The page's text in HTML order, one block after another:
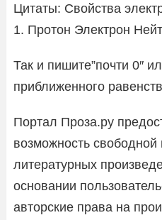
Цитаты: Свойства
1. Протон Электрон
Так и пишите”почти 0″
приближенного
Портал Проза.ру
возможность свободной
литературных
основании
авторские права на